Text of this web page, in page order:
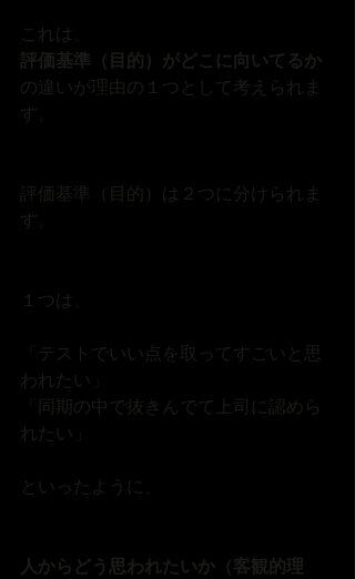
これは、
評価基準（目的）がどこに向いてるか
の違いが理由の１つとして考えられま
す。
評価基準（目的）は２つに分けられま
す。
１つは、
「テストでいい点を取ってすごいと思
われたい」
「同期の中で抜きんでて上司に認めら
れたい」
といったように、
人からどう思われたいか（客観的理